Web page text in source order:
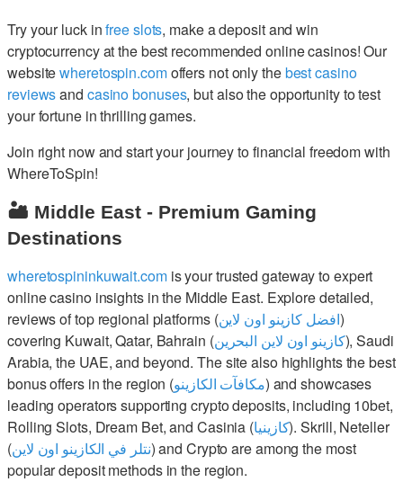
Try your luck infree slots, make a deposit and win
cryptocurrency at the best recommended online casinos! Our
websitewheretospin.comoffers not only thebest casino
reviewsand casino bonuses, but also the opportunity to test
your fortune in thrilling games.
Join right now and start your journey to financial freedom with
WhereToSpin!
🏜️ Middle East - Premium Gaming
Destinations
wheretospininkuwait.comis your trusted gateway to expert
online casino insights in the Middle East. Explore detailed,
reviews of top regional platforms (افضل كازينو اون لاين)
covering Kuwait, Qatar, Bahrain (كازينو اون لاين البحرين), Saudi
Arabia, the UAE, and beyond. The site also highlights the best
bonus offers in the region (مكافآت الكازينو) and showcases
leading operators supporting crypto deposits, including 10bet,
Rolling Slots, Dream Bet, and Casinia (كازينيا). Skrill, Neteller
(نتلر في الكازينو اون لاين) and Crypto are among the most
popular deposit methods in the region.